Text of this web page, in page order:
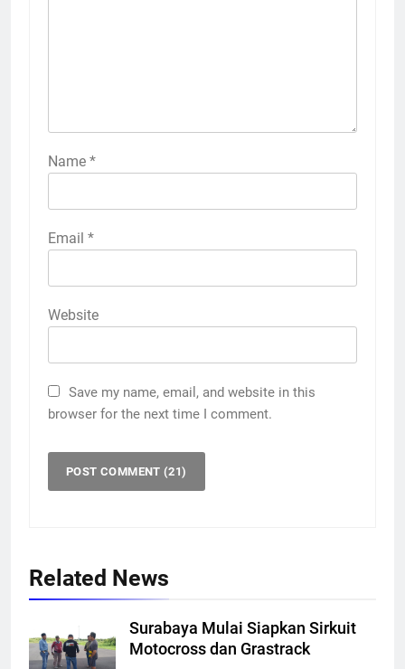
Name *
Email *
Website
Save my name, email, and website in this
browser for the next time I comment.
Related News
Surabaya Mulai Siapkan Sirkuit
Motocross dan Grastrack